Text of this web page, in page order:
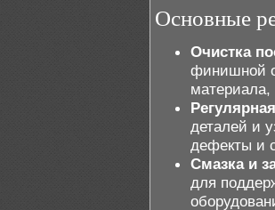
Основные
Очистка
финишной
материала,
деталей и
дефекты и
Смазка и
для